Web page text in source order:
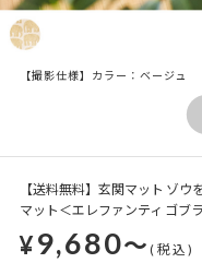
【撮影仕様】カラー：ベージュ
【送料無料】玄関マット ゾ
マット＜エレファンティ ゴブ
¥9,680～(税込)